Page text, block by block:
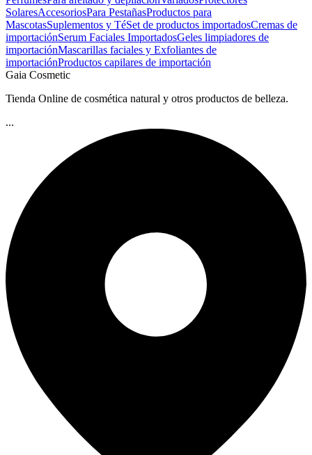
SolaresAccesoriosPara PestañasProductos para
MascotasSuplementos y TéSet de productos importadosCremas de
importaciónSerum Faciales ImportadosGeles limpiadores de
importaciónMascarillas faciales y Exfoliantes de
importaciónProductos capilares de importación
Gaia Cosmetic
Tienda Online de cosmética natural y otros productos de belleza.
...